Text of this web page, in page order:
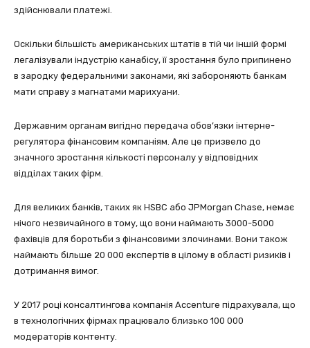
здійснювали платежі.
Оскільки більшість американських штатів в тій чи іншій формі
легалізували індустрію канабісу, її зростання було припинено
в зародку федеральними законами, які забороняють банкам
мати справу з магнатами марихуани.
Державним органам вигідно передача обов’язки інтерне-
регулятора фінансовим компаніям. Але це призвело до
значного зростання кількості персоналу у відповідних
відділах таких фірм.
Для великих банків, таких як HSBC або JPMorgan Chase, немає
нічого незвичайного в тому, що вони наймають 3000-5000
фахівців для боротьби з фінансовими злочинами. Вони також
наймають більше 20 000 експертів в цілому в області ризиків і
дотримання вимог.
У 2017 році консалтингова компанія Accenture підрахувала, що
в технологічних фірмах працювало близько 100 000
модераторів контенту.